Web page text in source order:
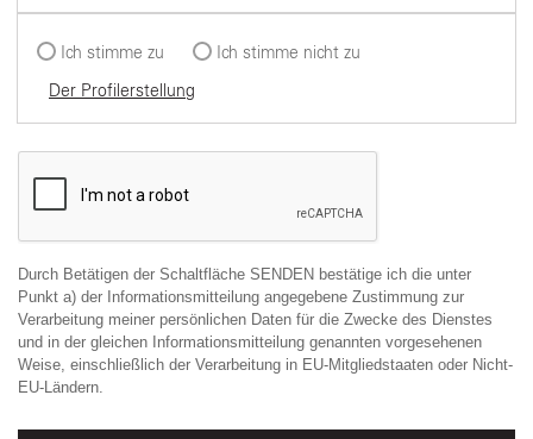
Ich stimme zu
Ich stimme nicht zu
Der Profilerstellung
Durch Betätigen der Schaltfläche SENDEN bestätige ich die unter
Punkt a) der Informationsmitteilung angegebene Zustimmung zur
Verarbeitung meiner persönlichen Daten für die Zwecke des Dienstes
und in der gleichen Informationsmitteilung genannten vorgesehenen
Weise, einschließlich der Verarbeitung in EU-Mitgliedstaaten oder Nicht-
EU-Ländern.